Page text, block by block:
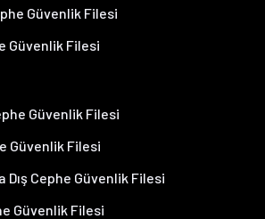
Güvenlik Filesi
Güvenlik Filesi
Güvenlik Filesi
Güvenlik Filesi
Cephe Güvenlik Filesi
Güvenlik Filesi